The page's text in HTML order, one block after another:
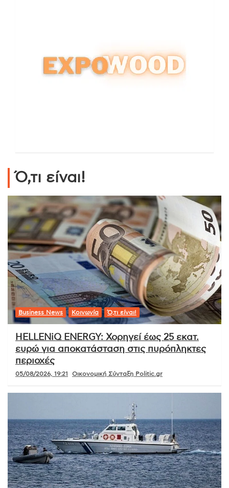
Ό,τι είναι!
Business News Κοινωνία Ό,τι είναι!
HELLENiQ ENERGY: Χορηγεί έως 25 εκατ.
ευρώ για αποκατάσταση στις πυρόπληκτες
περιοχές
05/08/2026, 19:21 Οικονομική Σύνταξη Politic.gr